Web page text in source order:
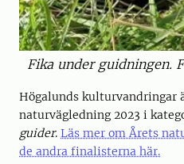
Fika under guidningen.
Högalunds kulturvandringar
naturvägledning 2023 i
guider. Läs mer om Årets
de andra finalisterna här.